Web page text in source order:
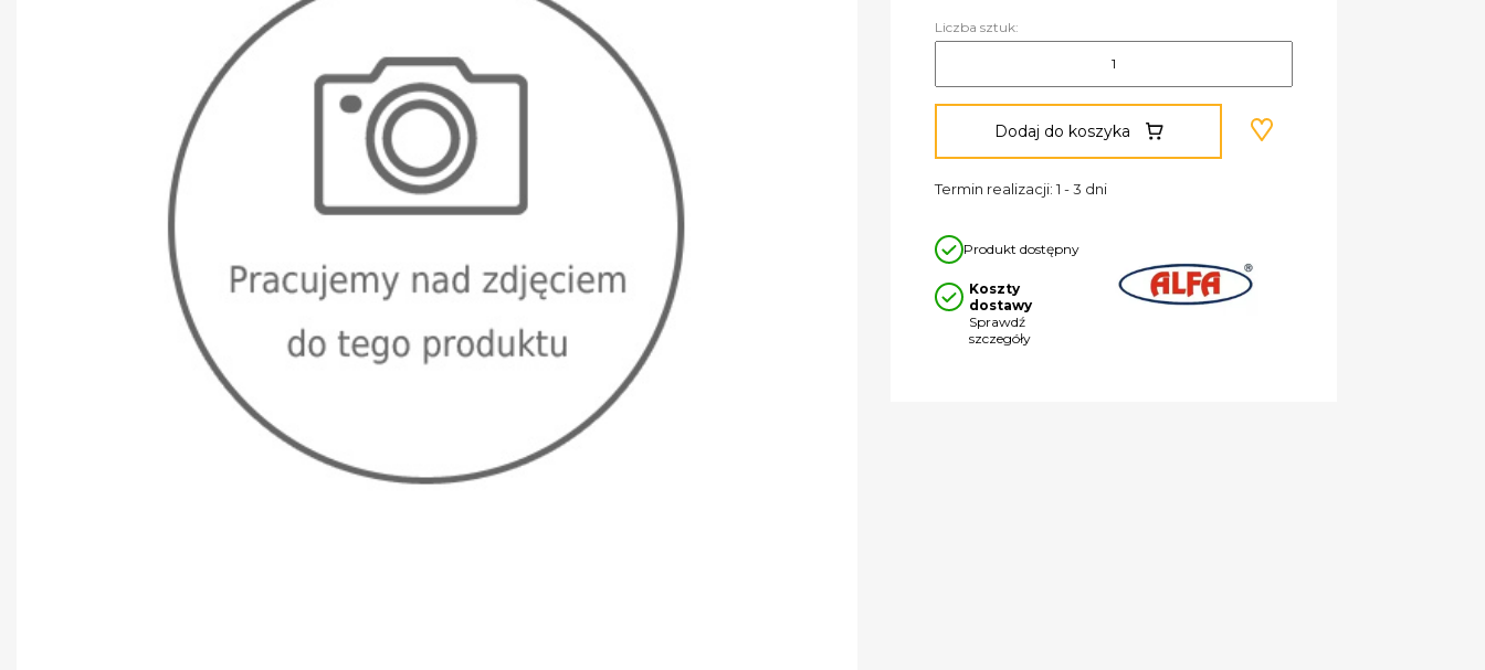
Liczba sztuk:
Dodaj do koszyka
Termin realizacji: 1 - 3 dni
Produkt dostępny
Koszty
dostawy
Sprawdź
szczegóły